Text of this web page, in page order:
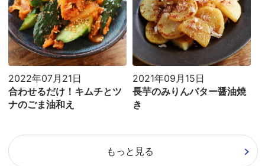
2022年07月21日
合わせるだけ！キムチとツ
ナのごま油和え
2021年09月15日
長芋のみりんバター醤油焼
き
もっと見る